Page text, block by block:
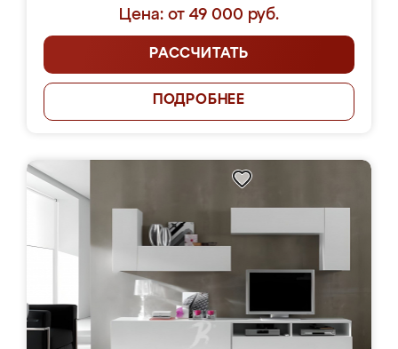
Цена: от 49 000 руб.
РАССЧИТАТЬ
ПОДРОБНЕЕ